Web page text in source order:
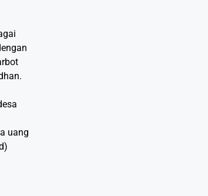
uang